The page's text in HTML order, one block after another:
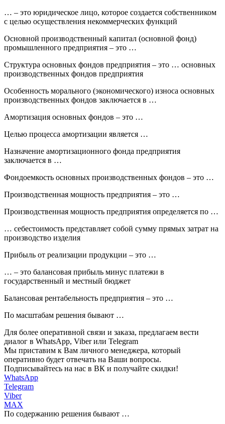
… – это юридическое лицо, которое создается собственником
с целью осуществления некоммерческих функций
Основной производственный капитал (основной фонд)
промышленного предприятия – это …
Структура основных фондов предприятия – это … основных
производственных фондов предприятия
Особенность морального (экономического) износа основных
производственных фондов заключается в …
Амортизация основных фондов – это …
Целью процесса амортизации является …
Назначение амортизационного фонда предприятия
заключается в …
Фондоемкость основных производственных фондов – это …
Производственная мощность предприятия – это …
Производственная мощность предприятия определяется по …
… себестоимость представляет собой сумму прямых затрат на
производство изделия
Прибыль от реализации продукции – это …
… – это балансовая прибыль минус платежи в
государственный и местный бюджет
Балансовая рентабельность предприятия – это …
По масштабам решения бывают …
Для более оперативной связи и заказа, предлагаем вести
диалог в WhatsApp, Viber или Telegram
Мы приставим к Вам личного менеджера, который
оперативно будет отвечать на Ваши вопросы.
Подписывайтесь на нас в ВК и получайте скидки!
WhatsApp
Telegram
Viber
MAX
По содержанию решения бывают …